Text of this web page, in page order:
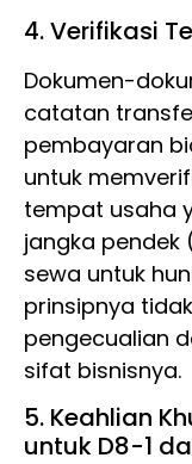
4. Verifikasi
Dokumen-
catatan
pembayaran
untuk
tempat usaha
jangka pendek
sewa untuk
prinsipnya
pengecualian
sifat bisnisnya.
5. Keahlian
untuk D8-1